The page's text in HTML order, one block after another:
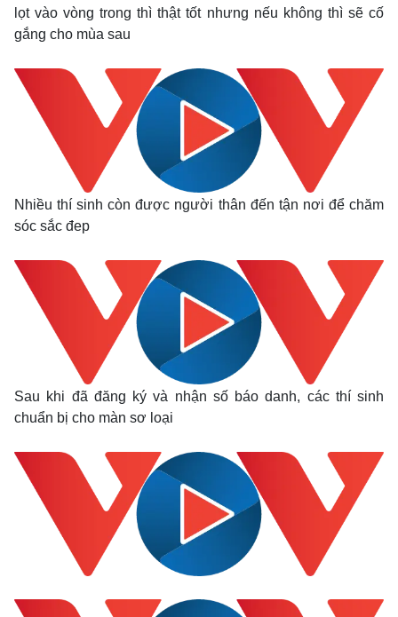
Kinh tế
Bất động sản
Khởi nghiệp
Thị trường
Giá vàng
Tiêu dùng
Tỷ giá
Chứng khoán
lọt vào vòng trong thì thật tốt nhưng nếu không thì sẽ cố
gắng cho mùa sau
Nhiều thí sinh còn được người thân đến tận nơi để chăm
sóc sắc đep
Sau khi đã đăng ký và nhận số báo danh, các thí sinh
chuẩn bị cho màn sơ loại